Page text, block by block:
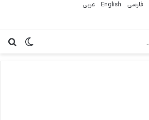
فارسی English
عربي
از زنان به عنوان سلاح
تغییر